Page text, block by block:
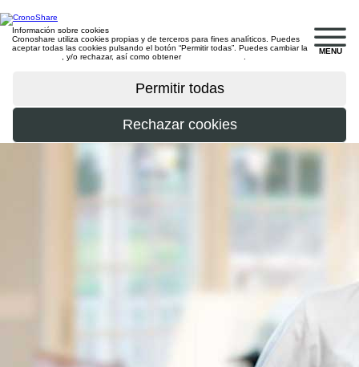
MENU
Información sobre cookies
Cronoshare utiliza cookies propias y de terceros para fines analíticos. Puedes
aceptar todas las cookies pulsando el botón “Permitir todas”. Puedes cambiar la
, y/o rechazar, así como obtener